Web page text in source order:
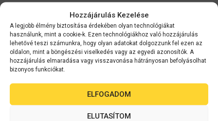
Hozzájárulás Kezelése
A legjobb élmény biztosítása érdekében olyan technológiákat
használunk, mint a cookie-k. Ezen technológiákhoz való hozzájárulás
lehetővé teszi számunkra, hogy olyan adatokat dolgozzunk fel ezen az
oldalon, mint a böngészési viselkedés vagy az egyedi azonosítók. A
hozzájárulás elmaradása vagy visszavonása hátrányosan befolyásolhat
bizonyos funkciókat.
ELFOGADOM
ELUTASÍTOM
esetébena kisebb, mobil nyomtatóklehetnek a
legpraktikusabbak, amiket bármikor, bárhol
használhatunk, ha szükség van rá, de el is tehetjük
őket szem előtt, ha éppen nem munkaállomásnak
használjuk az asztalt.
Növények, fények és
személyesség